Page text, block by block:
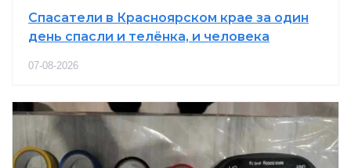
Спасатели в Красноярском крае за один
день спасли и телёнка, и человека
07-08-2026